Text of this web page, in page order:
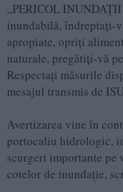
„PERICOL
inundabilă, îndreptați-
apropiate, opriți
naturale, pregătiți-vă
Respectați măsurile
mesajul transmis de
Avertizarea vine în
portocaliu hidrologic,
scurgeri importante pe
cotelor de inundație,